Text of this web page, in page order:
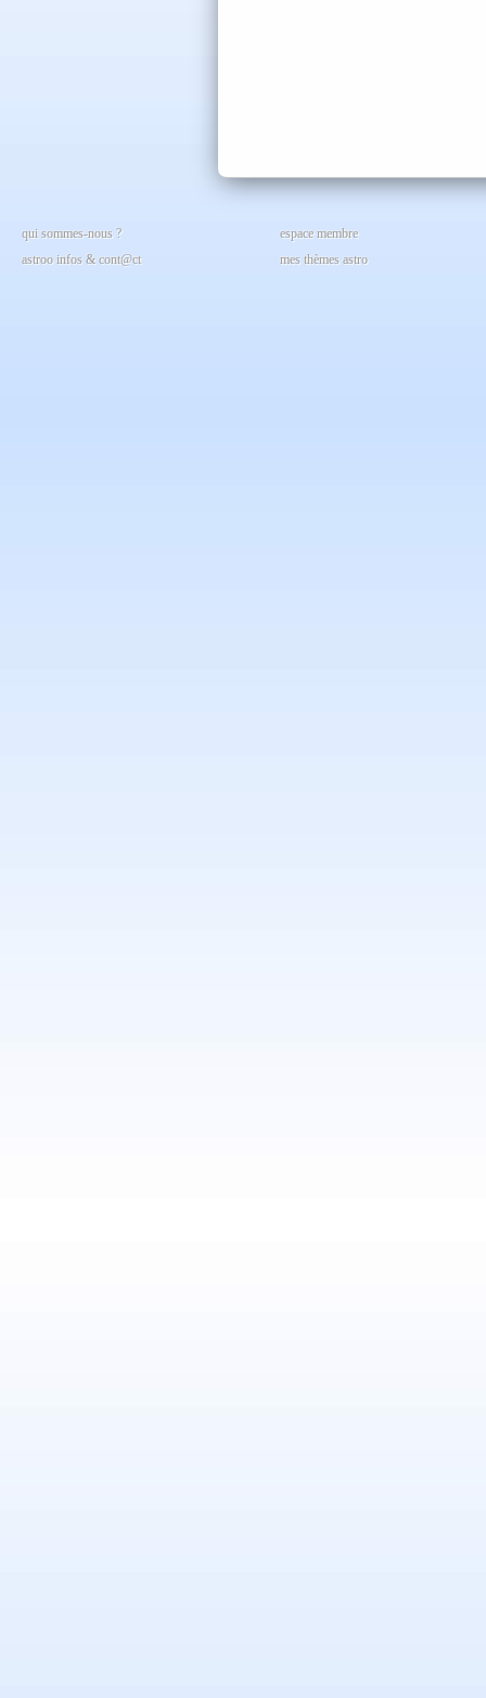
qui sommes-nous ?
astroo infos & cont@ct
espace membre
mes thèmes astro